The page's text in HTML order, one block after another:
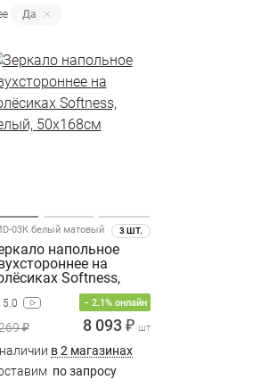
Да
3 ШТ.
03К белый матовый
напольное
на
Softness,
50x168см
− 2.1% онлайн
₽ 8 093 ₽ шт
в 2 магазинах
по запросу